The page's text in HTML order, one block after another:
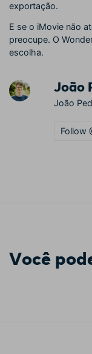
exportação.
E se o iMovie não
preocupe. O
escolha.
João
João
Follow
Você